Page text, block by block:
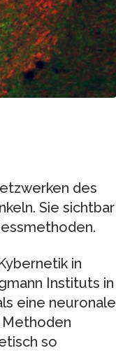
des
Sie sichtbar
in
Instituts in
eine neuronale
so